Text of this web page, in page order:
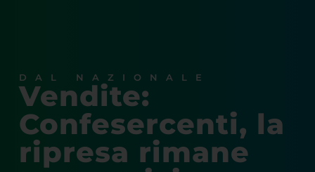
DAL NAZIONALE
Vendite:
Confesercenti, la
ripresa rimane